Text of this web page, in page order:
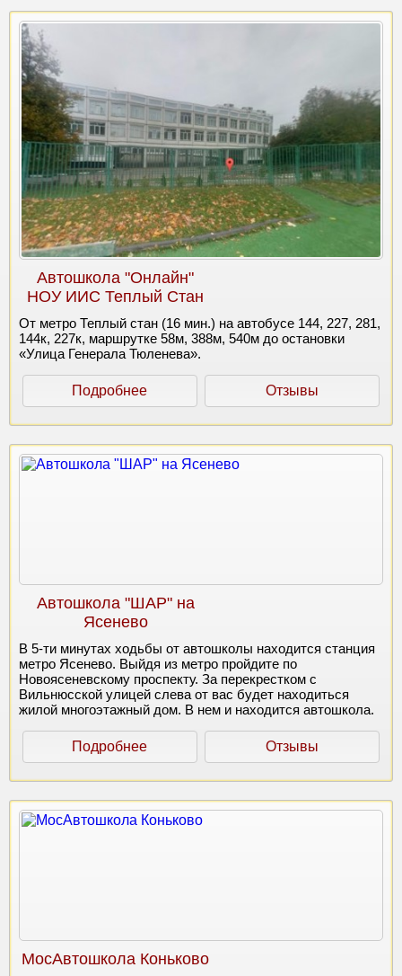
Автошкола "Онлайн"
НОУ ИИС Теплый Стан
От метро Теплый стан (16 мин.) на автобусе 144, 227, 281,
144к, 227к, маршрутке 58м, 388м, 540м до остановки
«Улица Генерала Тюленева».
Подробнее Отзывы
Автошкола "ШАР" на
Ясенево
В 5-ти минутах ходьбы от автошколы находится станция
метро Ясенево. Выйдя из метро пройдите по
Новоясеневскому проспекту. За перекрестком с
Вильнюсской улицей слева от вас будет находиться
жилой многоэтажный дом. В нем и находится автошкола.
Подробнее Отзывы
МосАвтошкола Коньково